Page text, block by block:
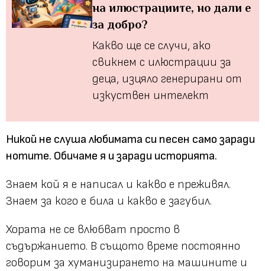
на илюстрациите, но дали е
за добро?
Какво ще се случи, ако
свикнем с илюстрации за
деца, изцяло генерирани от
изкуствен интелект
Никой не слуша любимата си песен само заради
нотите. Обичаме я и заради историята.
Знаем кой я е написал и какво е преживял.
Знаем за кого е била и какво е загубил.
Хората не се влюбват просто в
съдържанието. В същото време постоянно
говорим за хуманизирането на машините и